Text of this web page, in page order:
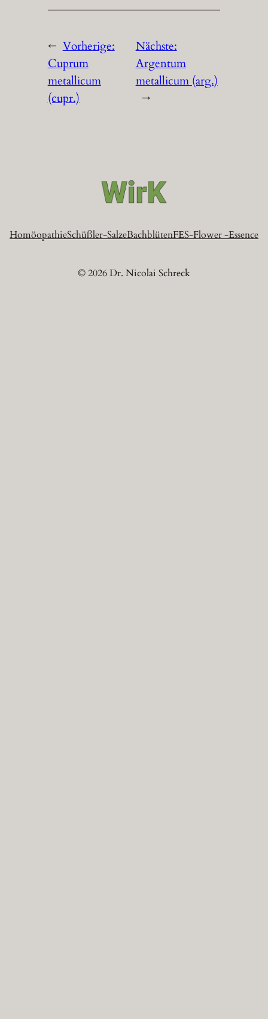
← Vorherige:
Cuprum
metallicum
(cupr.)
Nächste:
Argentum
metallicum (arg.)
→
HomöopathieSchüßler-SalzeBachblütenFES-Flower -Essence
© 2026 Dr. Nicolai Schreck